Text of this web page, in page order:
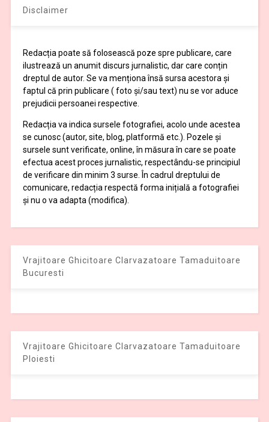
Disclaimer
Redacția poate să folosească poze spre publicare, care
ilustrează un anumit discurs jurnalistic, dar care conțin
dreptul de autor. Se va menționa însă sursa acestora și
faptul că prin publicare ( foto și/sau text) nu se vor aduce
prejudicii persoanei respective.
Redacția va indica sursele fotografiei, acolo unde acestea
se cunosc (autor, site, blog, platformă etc.). Pozele și
sursele sunt verificate, online, în măsura în care se poate
efectua acest proces jurnalistic, respectându-se principiul
de verificare din minim 3 surse. În cadrul dreptului de
comunicare, redacția respectă forma inițială a fotografiei
și nu o va adapta (modifica).
Vrajitoare Ghicitoare Clarvazatoare Tamaduitoare
Bucuresti
Vrajitoare Ghicitoare Clarvazatoare Tamaduitoare
Ploiesti